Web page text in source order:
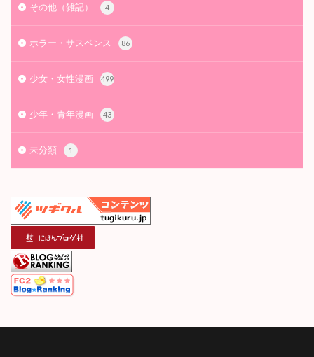
その他（雑記） 4
ホラー・サスペンス 86
少女・女性漫画 499
少年・青年漫画 43
未分類 1